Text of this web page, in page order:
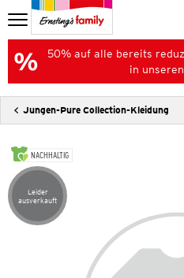
50% auf alle bereits
in
Jungen-Pure Collection-Kleidung
NACHHALTIG
Artikel leider ausverkauft
Leider
ausverkauft